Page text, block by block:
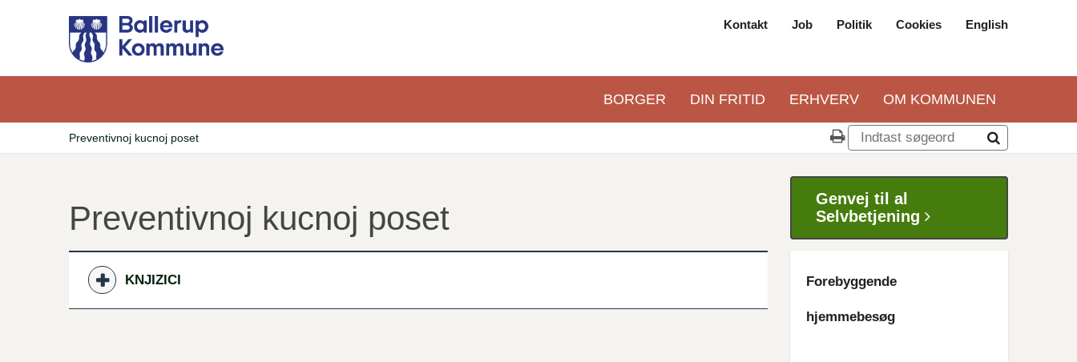
hovedindhold
navigation
Kontakt Job Politik Cookies English
Primær
BORGER DIN FRITID ERHVERV OM KOMMUNEN
Preventivnoj kucnoj poset
Preventivnoj kucnoj poset
KNJIZICI
Genvej til al
Selvbetjening
Forebyggende
hjemmebesøg